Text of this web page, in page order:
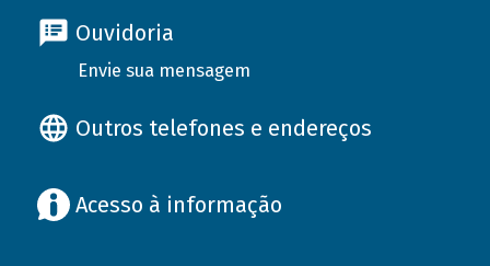
Ouvidoria
Envie sua mensagem
Outros telefones e endereços
Acesso à informação